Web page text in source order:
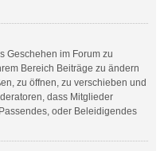
Geschehen im Forum zu
Bereich Beiträge zu ändern
zu öffnen, zu verschieben und
dass Mitglieder
oder Beleidigendes